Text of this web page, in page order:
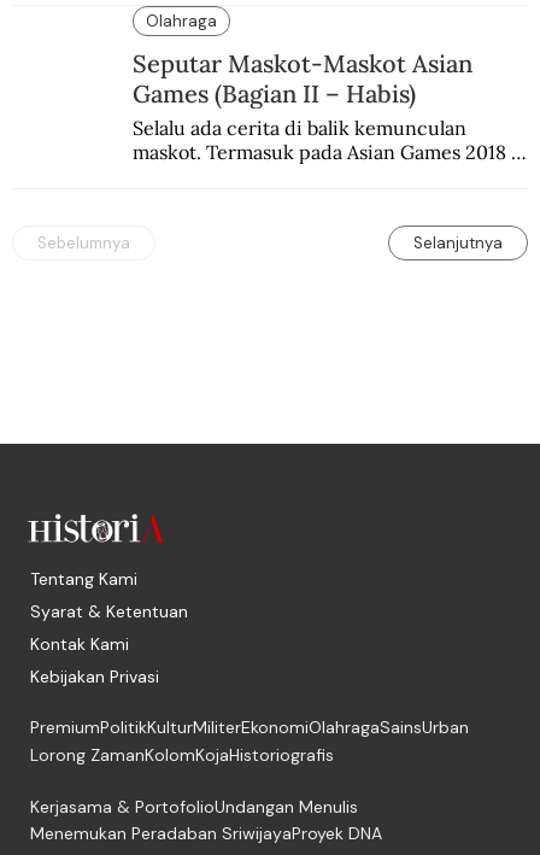
Olahraga
Seputar Maskot-Maskot Asian
Games (Bagian II – Habis)
Selalu ada cerita di balik kemunculan
maskot. Termasuk pada Asian Games 2018
Sebelumnya Selanjutnya
Tentang Kami
Syarat & Ketentuan
Kontak Kami
Kebijakan Privasi
PremiumPolitikKulturMiliterEkonomiOlahragaSainsUrban
Lorong ZamanKolomKojaHistoriografis
Kerjasama & PortofolioUndangan Menulis
Menemukan Peradaban SriwijayaProyek DNA